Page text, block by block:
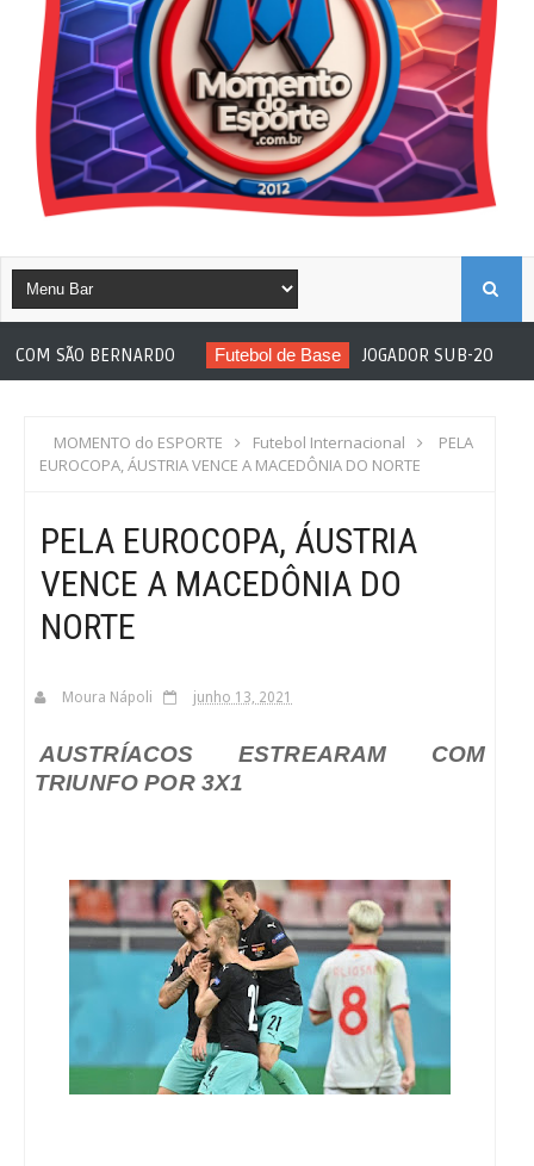
Futebol de Base JOGADOR SUB-20 DO ITUANO SOFRE
MOMENTO do ESPORTE Futebol Internacional
PELA
EUROCOPA, ÁUSTRIA VENCE A MACEDÔNIA DO NORTE
PELA EUROCOPA, ÁUSTRIA
VENCE A MACEDÔNIA DO
NORTE
Moura Nápoli junho 13, 2021
AUSTRÍACOS ESTREARAM COM
TRIUNFO POR 3X1